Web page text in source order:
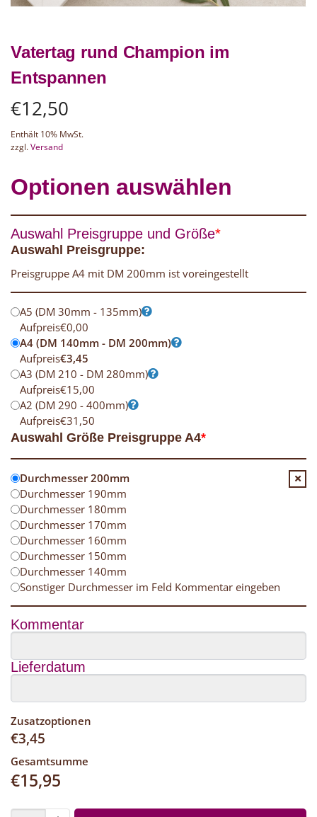
Vatertag rund Champion im
Entspannen
€12,50
Enthält 10% MwSt.
zzgl.Versand
Optionen auswählen
*
Auswahl Preisgruppe und Größe
Auswahl Preisgruppe:
Preisgruppe A4 mit DM 200mm ist voreingestellt
A5 (DM 30mm - 135mm)
Aufpreis€0,00
A4 (DM 140mm - DM 200mm)
Aufpreis€3,45
A3 (DM 210 - DM 280mm)
Aufpreis€15,00
A2 (DM 290 - 400mm)
Aufpreis€31,50
*
Auswahl Größe Preisgruppe A4
Durchmesser 200mm
Durchmesser 190mm
Durchmesser 180mm
Durchmesser 170mm
Durchmesser 160mm
Durchmesser 150mm
Durchmesser 140mm
Sonstiger Durchmesser im Feld Kommentar eingeben
Kommentar
Lieferdatum
Zusatzoptionen
€3,45
Gesamtsumme
€15,95